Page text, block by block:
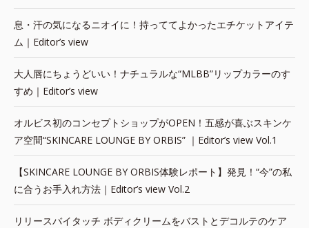
息・汗の気になるニオイに！持っててよかったエチケットアイテ
ム｜Editor’s view
大人唇にちょうどいい！ナチュラルな“MLBB”リップカラーのす
すめ｜Editor’s view
オルビス初のコンセプトショップがOPEN！五感が喜ぶスキンケ
ア空間“SKINCARE LOUNGE BY ORBIS” ｜Editor’s view Vol.1
【SKINCARE LOUNGE BY ORBIS体験レポート】発見！“今”の私
に合うお手入れ方法｜Editor’s view Vol.2
リリースバイタッチ ボディクリームをバストとデコルテのケア